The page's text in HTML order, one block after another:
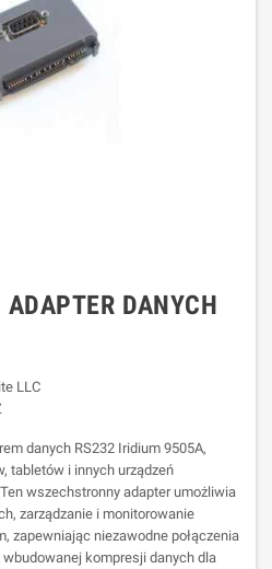
DANYCH
LLC
danych RS232 Iridium 9505A,
tabletów i innych urządzeń
wszechstronny adapter umożliwia
zarządzanie i monitorowanie
zapewniając niezawodne połączenia
kompresji danych dla